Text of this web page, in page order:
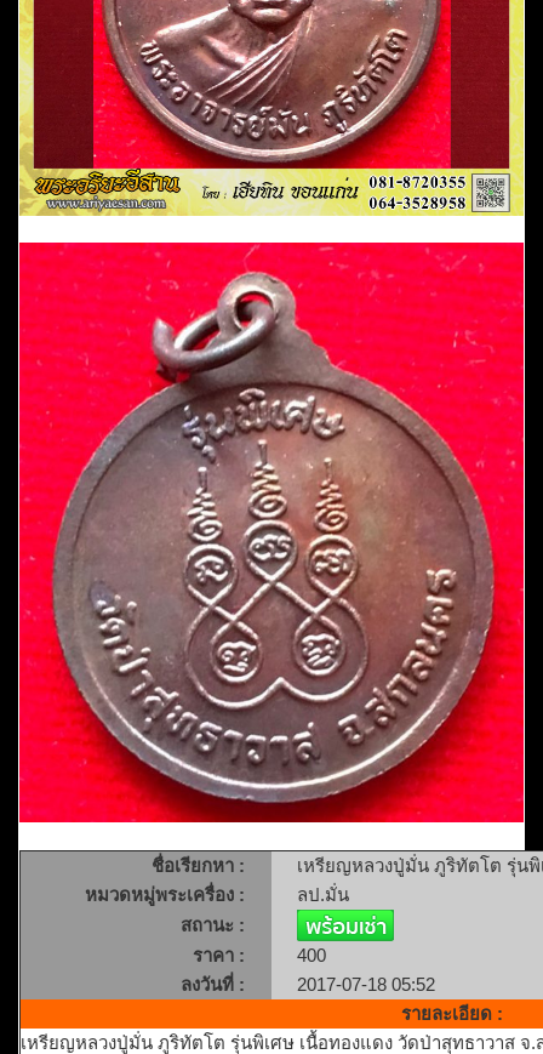
ชื่อเรียกหา :
เหรียญหลวงปู่มั่น ภูริทัตโต รุ่น
หมวดหมู่พระเครื่อง :
ลป.มั่น
สถานะ :
ราคา :
400
ลงวันที่ :
2017-07-18 05:52
รายละเอียด :
เหรียญหลวงปู่มั่น ภูริทัตโต รุ่นพิเศษ เนื้อทองแดง วัดป่าสุทธาวาส จ.